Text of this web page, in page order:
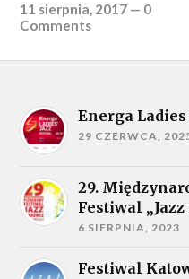
11 sierpnia, 2017 — 0
Comments
Energa
29 CZERWCA,
29.
Festiwal
6 SIERPNIA, 2023
Festiwal